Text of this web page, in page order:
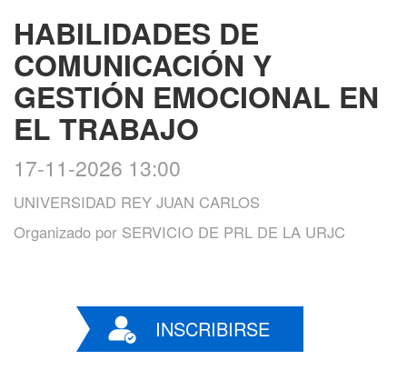
HABILIDADES DE
COMUNICACIÓN Y
GESTIÓN EMOCIONAL EN
EL TRABAJO
17-11-2026 13:00
UNIVERSIDAD REY JUAN CARLOS
Organizado por SERVICIO DE PRL DE LA URJC
INSCRIBIRSE